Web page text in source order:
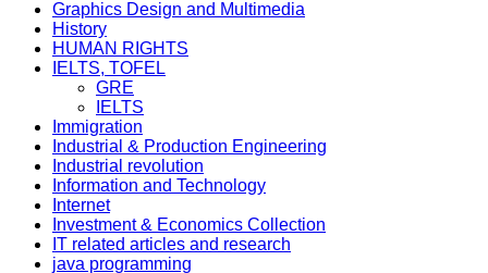
Graphics Design and Multimedia
History
HUMAN RIGHTS
IELTS, TOFEL
GRE
IELTS
Immigration
Industrial & Production Engineering
Industrial revolution
Information and Technology
Internet
Investment & Economics Collection
IT related articles and research
java programming